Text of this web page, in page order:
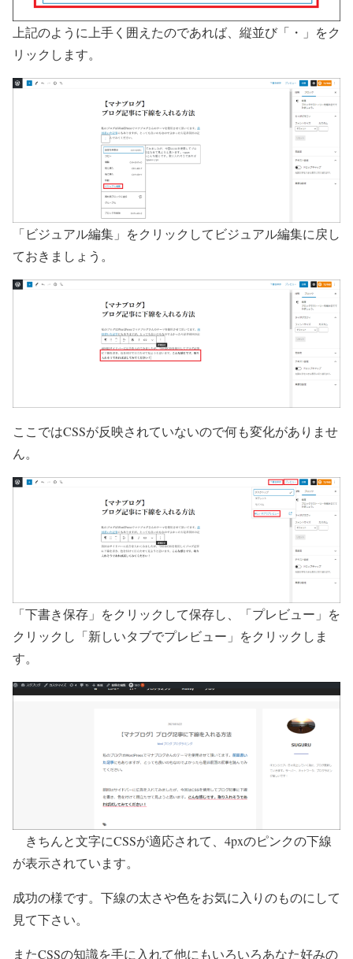
上記のように上手く囲えたのであれば、縦並び「・」をク
リックします。
「ビジュアル編集」をクリックしてビジュアル編集に戻し
ておきましょう。
ここではCSSが反映されていないので何も変化がありませ
ん。
「下書き保存」をクリックして保存し、「プレビュー」を
クリックし「新しいタブでプレビュー」をクリックしま
す。
きちんと文字にCSSが適応されて、4pxのピンクの下線
が表示されています。
成功の様です。下線の太さや色をお気に入りのものにして
見て下さい。
またCSSの知識を手に入れて他にもいろいろあなた好みの